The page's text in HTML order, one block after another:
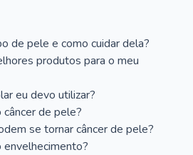
de pele e como cuidar dela?
produtos para o meu
eu devo utilizar?
de pele?
se tornar câncer de pele?
envelhecimento?